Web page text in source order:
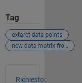
Tag
extarct data points
new data matrix from a plot
Richiesto: